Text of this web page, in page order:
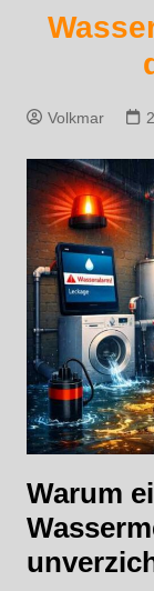
Volkmar
Warum